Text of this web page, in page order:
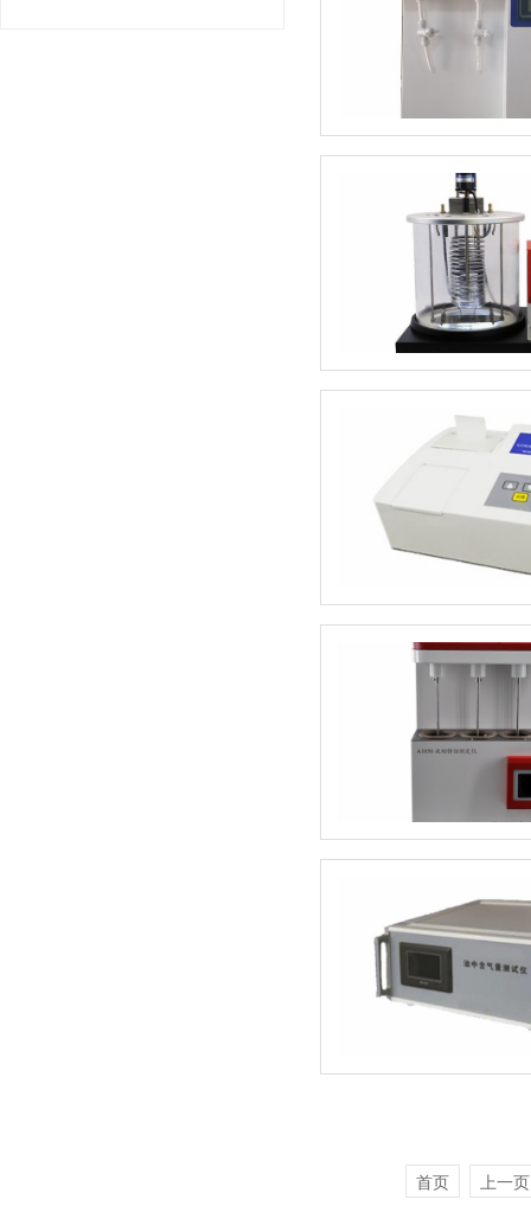
首页 上一页